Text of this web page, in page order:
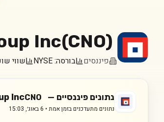
Inc(CNO)
פיננסים בורסה:NYSE שווי
נתונים פיננסיים — IncCNO
נתונים מתעדכנים בזמן אמת • 6 באוג׳, 15:03